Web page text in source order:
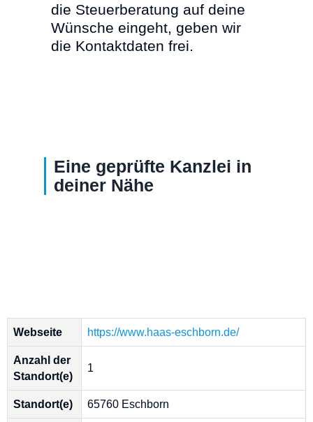
die Steuerberatung auf deine
Wünsche eingeht, geben wir
die Kontaktdaten frei.
Eine geprüfte Kanzlei in
deiner Nähe
Webseite https://www.haas-eschborn.de/
Anzahl der
Standort(e)
1
Standort(e) 65760 Eschborn